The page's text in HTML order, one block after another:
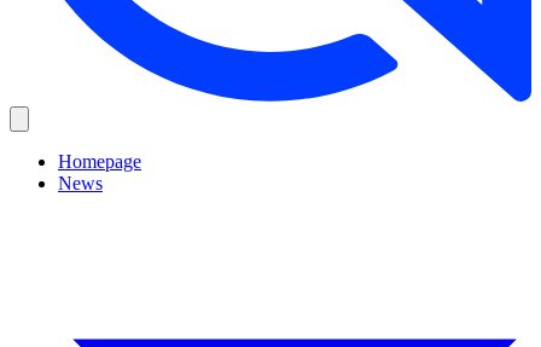
Homepage
News